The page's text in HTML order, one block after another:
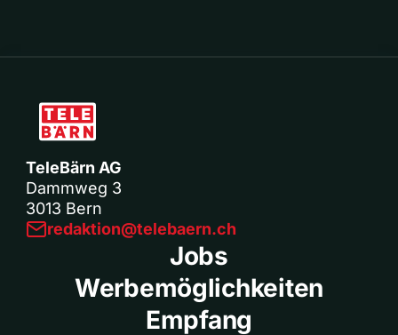
TeleBärn AG
Dammweg 3
3013 Bern
redaktion@telebaern.ch
Jobs
Werbemöglichkeiten
Empfang